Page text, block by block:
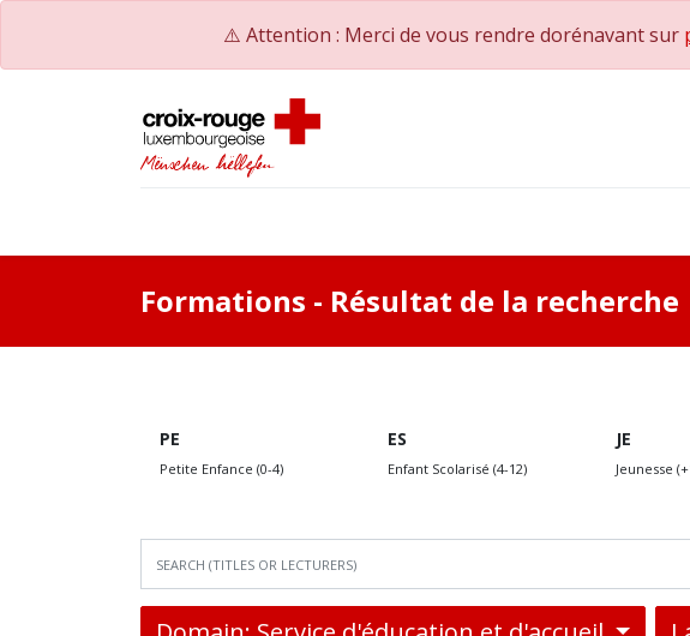
⚠️ Attention : Merci de vous rendre dorénavant sur
Formations - Résultat de la recherche
PE
Petite Enfance (0-4)
ES
Enfant Scolarisé (4-12)
JE
Jeunesse